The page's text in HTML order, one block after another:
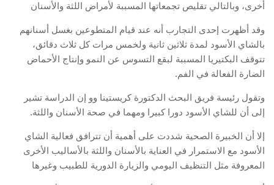
أخرى، وبالتالي تقليص تجمعاتها المسببة لأمراض اللثة والأسنان
وقد أظهرت إحدى التجارب أنه عند قيام المتطوعين بغسل أسنانهم
بالشاي الأسود لمدة ثلاثين ثانية ولخمس مرات كل ثلاث دقائق،
تتوقف البكتيريا المسببة لبقع التسوس عن النمو وإنتاج الأحماض
الضارة الفعالة في الفم.
وتقول رئيسة فريق البحث الدكتورة كريستينا وو إن الدراسة تشير
إلى أن للشاي الأسود دورا كبيرا ومهما في صحة الأسنان واللثة.
إلا أن الخبيرة الصحية شددت على أهمية أن تترافق فعالية الشاي
الأسود مع الاستمرار في العناية بالأسنان واللثة بالأساليب الأخرى
المعروفة مثل التنظيف اليومي والزيارة الدورية للطبيب وغيرها